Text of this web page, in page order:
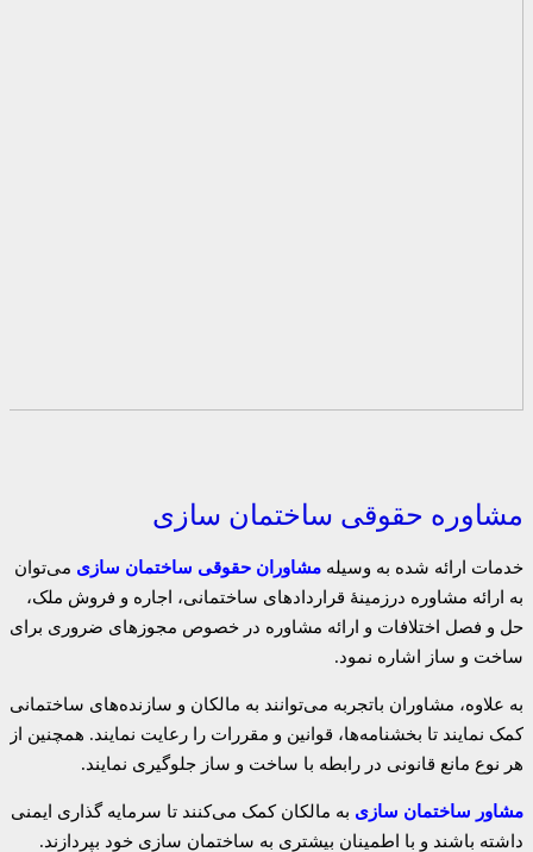
مشاوره حقوقی ساختمان سازی
خدمات ارائه شده به وسیله مشاوران حقوقی ساختمان سازی می‌توان
به ارائه مشاوره درزمینهٔ قراردادهای ساختمانی، اجاره و فروش ملک،
حل و فصل اختلافات و ارائه مشاوره در خصوص مجوزهای ضروری برای
ساخت و ساز اشاره نمود.
به علاوه، مشاوران باتجربه می‌توانند به مالکان و سازنده‌های ساختمانی
کمک نمایند تا بخشنامه‌ها، قوانین و مقررات را رعایت نمایند. همچنین از
هر نوع مانع قانونی در رابطه با ساخت و ساز جلوگیری نمایند.
مشاور ساختمان سازی به مالکان کمک می‌کنند تا سرمایه گذاری ایمنی
داشته باشند و با اطمینان بیشتری به ساختمان سازی خود بپردازند.